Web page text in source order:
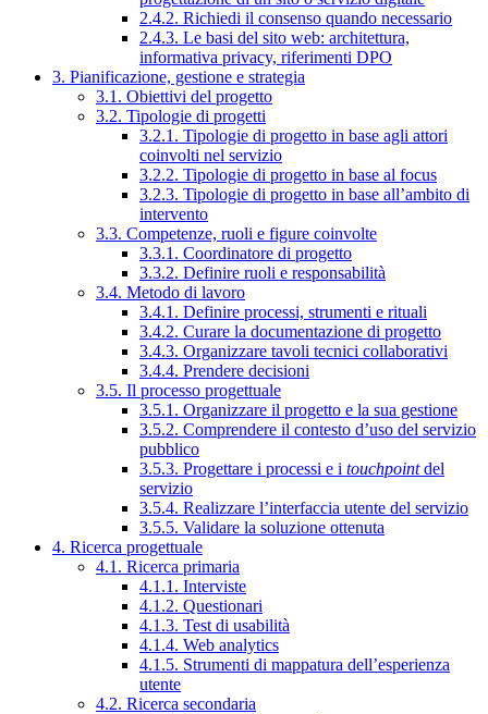
2.4.2. Richiedi il consenso quando necessario
2.4.3. Le basi del sito web: architettura,
informativa privacy, riferimenti DPO
3. Pianificazione, gestione e strategia
3.1. Obiettivi del progetto
3.2. Tipologie di progetti
3.2.1. Tipologie di progetto in base agli attori
coinvolti nel servizio
3.2.2. Tipologie di progetto in base al focus
3.2.3. Tipologie di progetto in base all’ambito di
intervento
3.3. Competenze, ruoli e figure coinvolte
3.3.1. Coordinatore di progetto
3.3.2. Definire ruoli e responsabilità
3.4. Metodo di lavoro
3.4.1. Definire processi, strumenti e rituali
3.4.2. Curare la documentazione di progetto
3.4.3. Organizzare tavoli tecnici collaborativi
3.4.4. Prendere decisioni
3.5. Il processo progettuale
3.5.1. Organizzare il progetto e la sua gestione
3.5.2. Comprendere il contesto d’uso del servizio
pubblico
3.5.3. Progettare i processi e i touchpointdel
servizio
3.5.4. Realizzare l’interfaccia utente del servizio
3.5.5. Validare la soluzione ottenuta
4. Ricerca progettuale
4.1. Ricerca primaria
4.1.1. Interviste
4.1.2. Questionari
4.1.3. Test di usabilità
4.1.4. Web analytics
4.1.5. Strumenti di mappatura dell’esperienza
utente
4.2. Ricerca secondaria